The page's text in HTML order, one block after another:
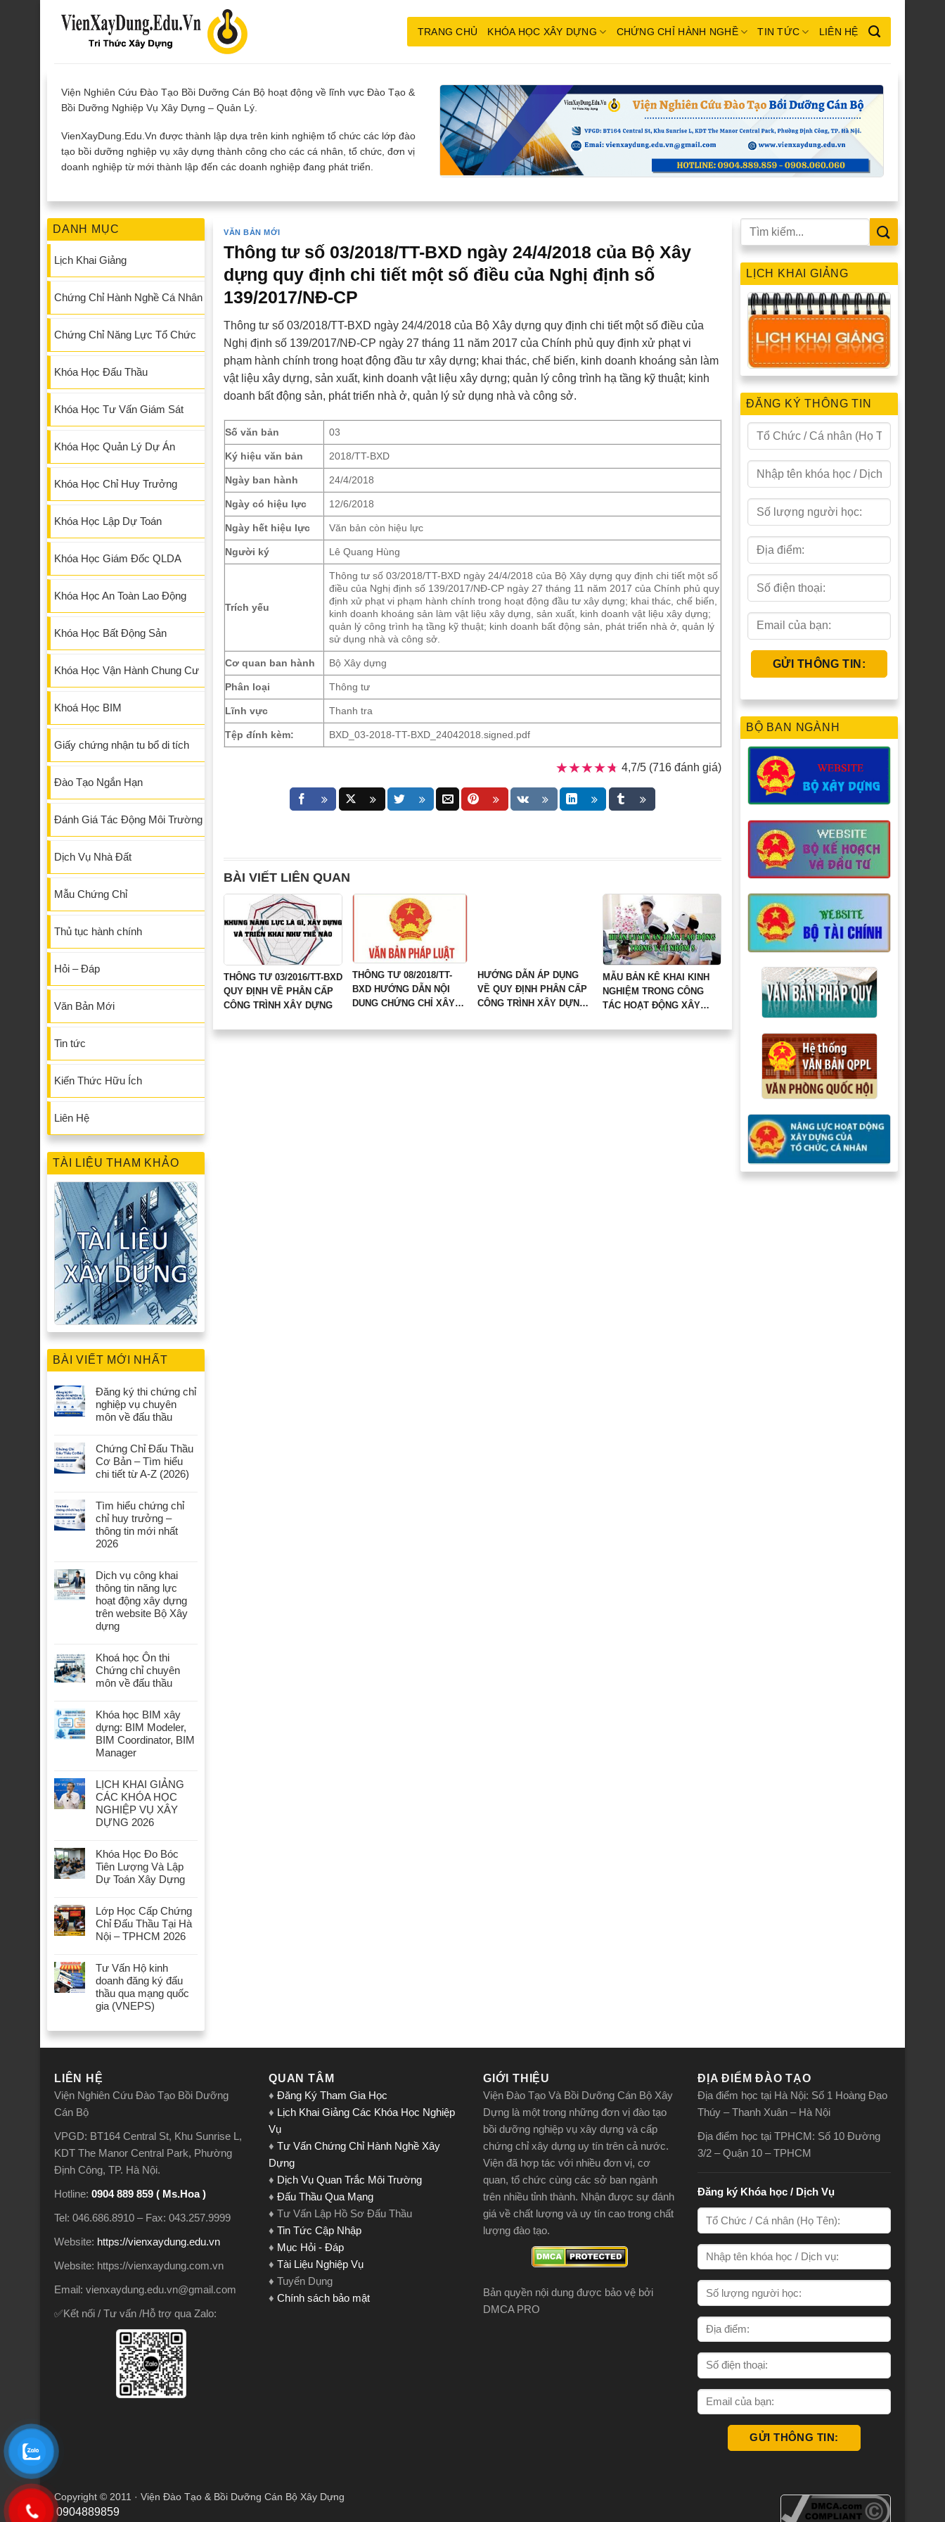
TRANG CHỦ KHÓA HỌC XÂY DỰNG CHỨNG CHỈ HÀNH NGHỀ TIN TỨC LIÊN HỆ
Viện Nghiên Cứu Đào Tạo Bồi Dưỡng Cán Bộ hoạt động về lĩnh vực Đào Tạo &
Bồi Dưỡng Nghiệp Vụ Xây Dựng – Quản Lý.
VienXayDung.Edu.Vn được thành lập dựa trên kinh nghiệm tổ chức các lớp đào
tạo bồi dưỡng nghiệp vụ xây dựng thành công cho các cá nhân, tổ chức, đơn vị
doanh nghiệp từ mới thành lập đến các doanh nghiệp đang phát triển.
0904889859
DANH MỤC
Lịch Khai Giảng
Chứng Chỉ Hành Nghề Cá Nhân
Chứng Chỉ Năng Lực Tổ Chức
Khóa Học Đấu Thầu
Khóa Học Tư Vấn Giám Sát
Khóa Học Quản Lý Dự Án
Khóa Học Chỉ Huy Trưởng
Khóa Học Lập Dự Toán
Khóa Học Giám Đốc QLDA
Khóa Học An Toàn Lao Động
Khóa Học Bất Động Sản
Khóa Học Vận Hành Chung Cư
Khoá Học BIM
Giấy chứng nhận tu bổ di tích
Đào Tạo Ngắn Hạn
Đánh Giá Tác Động Môi Trường
Dịch Vụ Nhà Đất
Mẫu Chứng Chỉ
Thủ tục hành chính
Hỏi – Đáp
Văn Bản Mới
Tin tức
Kiến Thức Hữu Ích
Liên Hệ
TÀI LIỆU THAM KHẢO
BÀI VIẾT MỚI NHẤT
Đăng ký thi chứng chỉ
nghiệp vụ chuyên
môn về đấu thầu
Chứng Chỉ Đấu Thầu
Cơ Bản – Tìm hiểu
chi tiết từ A-Z (2026)
Tìm hiểu chứng chỉ
chỉ huy trưởng –
thông tin mới nhất
2026
Dịch vụ công khai
thông tin năng lực
hoạt động xây dựng
trên website Bộ Xây
dựng
Khoá học Ôn thi
Chứng chỉ chuyên
môn về đấu thầu
Khóa học BIM xây
dựng: BIM Modeler,
BIM Coordinator, BIM
Manager
LỊCH KHAI GIẢNG
CÁC KHÓA HỌC
NGHIỆP VỤ XÂY
DỰNG 2026
Khóa Học Đo Bóc
Tiên Lượng Và Lập
Dự Toán Xây Dựng
Lớp Học Cấp Chứng
Chỉ Đấu Thầu Tại Hà
Nội – TPHCM 2026
Tư Vấn Hộ kinh
doanh đăng ký đấu
thầu qua mạng quốc
gia (VNEPS)
VĂN BẢN MỚI
Thông tư số 03/2018/TT-BXD ngày 24/4/2018 của Bộ Xây
dựng quy định chi tiết một số điều của Nghị định số
139/2017/NĐ-CP
Thông tư số 03/2018/TT-BXD ngày 24/4/2018 của Bộ Xây dựng quy định chi tiết một số điều của
Nghị định số 139/2017/NĐ-CP ngày 27 tháng 11 năm 2017 của Chính phủ quy định xử phạt vi
phạm hành chính trong hoạt động đầu tư xây dựng; khai thác, chế biến, kinh doanh khoáng sản làm
vật liệu xây dựng, sản xuất, kinh doanh vật liệu xây dựng; quản lý công trình hạ tầng kỹ thuật; kinh
doanh bất động sản, phát triển nhà ở, quản lý sử dụng nhà và công sở.
Số văn bản 03
Ký hiệu văn bản 2018/TT-BXD
Ngày ban hành 24/4/2018
Ngày có hiệu lực 12/6/2018
Ngày hết hiệu lực Văn bản còn hiệu lực
Người ký Lê Quang Hùng
Trích yếu
Thông tư số 03/2018/TT-BXD ngày 24/4/2018 của Bộ Xây dựng quy định chi tiết một số
điều của Nghị định số 139/2017/NĐ-CP ngày 27 tháng 11 năm 2017 của Chính phủ quy
định xử phạt vi phạm hành chính trong hoạt động đầu tư xây dựng; khai thác, chế biến,
kinh doanh khoáng sản làm vật liệu xây dựng, sản xuất, kinh doanh vật liệu xây dựng;
quản lý công trình hạ tầng kỹ thuật; kinh doanh bất động sản, phát triển nhà ở, quản lý
sử dụng nhà và công sở.
Cơ quan ban hành Bộ Xây dựng
Phân loại Thông tư
Lĩnh vực Thanh tra
Tệp đính kèm: BXD_03-2018-TT-BXD_24042018.signed.pdf
★★★★★
★★★★★ 4,7/5 (716 đánh giá)
BÀI VIẾT LIÊN QUAN
THÔNG TƯ 03/2016/TT-BXD
QUY ĐỊNH VỀ PHÂN CẤP
CÔNG TRÌNH XÂY DỰNG
THÔNG TƯ 08/2018/TT-
BXD HƯỚNG DẪN NỘI
DUNG CHỨNG CHỈ XÂY
THẦU NƯỚC NGOÀI
HƯỚNG DẪN ÁP DỤNG
VỀ QUY ĐỊNH PHÂN CẤP
CÔNG TRÌNH XÂY DỰNG
MẪU BẢN KÊ KHAI KINH
NGHIỆM TRONG CÔNG
TÁC HOẠT ĐỘNG XÂY
LỊCH KHAI GIẢNG
ĐĂNG KÝ THÔNG TIN
BỘ BAN NGÀNH
LIÊN HỆ
Viện Nghiên Cứu Đào Tạo Bồi Dưỡng
Cán Bộ
VPGD: BT164 Central St, Khu Sunrise L,
KDT The Manor Central Park, Phường
Định Công, TP. Hà Nội.
Hotline: 0904 889 859 ( Ms.Hoa )
Tel: 046.686.8910 – Fax: 043.257.9999
Website: https://vienxaydung.edu.vn
Website: https://vienxaydung.com.vn
Email: vienxaydung.edu.vn@gmail.com
✅Kết nối / Tư vấn /Hỗ trợ qua Zalo:
QUAN TÂM
♦ Đăng Ký Tham Gia Học
♦ Lịch Khai Giảng Các Khóa Học Nghiệp
Vụ
♦ Tư Vấn Chứng Chỉ Hành Nghề Xây
Dựng
♦ Dịch Vụ Quan Trắc Môi Trường
♦ Đấu Thầu Qua Mạng
♦ Tư Vấn Lập Hồ Sơ Đấu Thầu
♦ Tin Tức Cập Nhập
♦ Mục Hỏi - Đáp
♦ Tài Liệu Nghiệp Vụ
♦ Tuyển Dụng
♦ Chính sách bảo mật
GIỚI THIỆU
Viện Đào Tạo Và Bồi Dưỡng Cán Bộ Xây
Dựng là một trong những đơn vị đào tạo
bồi dưỡng nghiệp vụ xây dựng và cấp
chứng chỉ xây dựng uy tín trên cả nước.
Viện đã hợp tác với nhiều đơn vị, cơ
quan, tổ chức cùng các sở ban ngành
trên nhiều tỉnh thành. Nhận được sự đánh
giá về chất lượng và uy tín cao trong chất
lượng đào tạo.
Bản quyền nội dung được bảo vệ bởi
DMCA PRO
ĐỊA ĐIỂM ĐÀO TẠO
Địa điểm học tại Hà Nội: Số 1 Hoàng Đạo
Thúy – Thanh Xuân – Hà Nội
Địa điểm học tại TPHCM: Số 10 Đường
3/2 – Quận 10 – TPHCM
Đăng ký Khóa học / Dịch Vụ
Copyright © 2011 · Viện Đào Tạo & Bồi Dưỡng Cán Bộ Xây Dựng